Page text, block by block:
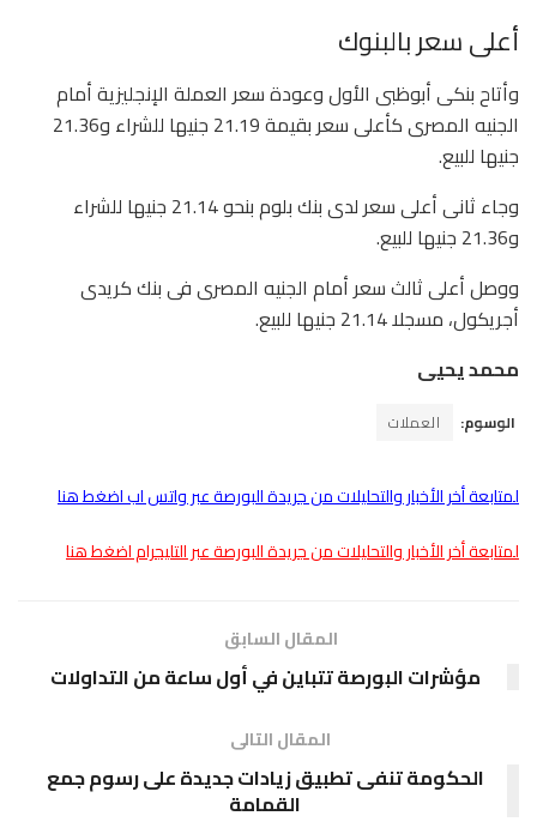
أعلى سعر بالبنوك
وأتاح بنكى أبوظبى الأول وعودة سعر العملة الإنجليزية أمام
الجنيه المصرى كأعلى سعر بقيمة 21.19 جنيها للشراء و21.36
جنيها للبيع.
وجاء ثانى أعلى سعر لدى بنك بلوم بنحو 21.14 جنيها للشراء
و21.36 جنيها للبيع.
ووصل أعلى ثالث سعر أمام الجنيه المصرى فى بنك كريدى
أجريكول، مسجلا 21.14 جنيها للبيع.
محمد يحيى
الوسوم: العملات
لمتابعة أخر الأخبار والتحليلات من جريدة البورصة عبر واتس اب اضغط هنا
لمتابعة أخر الأخبار والتحليلات من جريدة البورصة عبر التليجرام اضغط هنا
المقال السابق
مؤشرات البورصة تتباين في أول ساعة من التداولات
المقال التالى
الحكومة تنفى تطبيق زيادات جديدة على رسوم جمع
القمامة